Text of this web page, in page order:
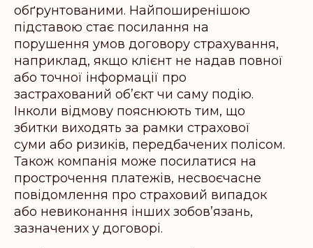
обґрунтованими. Найпоширенішою
підставою стає посилання на
порушення умов договору страхування,
наприклад, якщо клієнт не надав повної
або точної інформації про
застрахований об’єкт чи саму подію.
Інколи відмову пояснюють тим, що
збитки виходять за рамки страхової
суми або ризиків, передбачених полісом.
Також компанія може посилатися на
прострочення платежів, несвоєчасне
повідомлення про страховий випадок
або невиконання інших зобов’язань,
зазначених у договорі.